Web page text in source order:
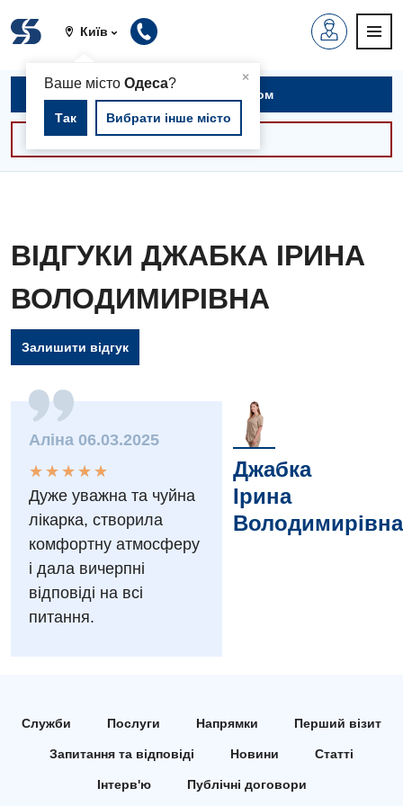
Київ
×
Ваше містоОдеса?
Так Вибрати інше місто
Вакансії
Заходи БПР
Енциклопедія
Відгуки
Відео
Діагностика
Діагностичне відділення
Ендоскопічне відділення
Інструментальна діагностика
Рентгенографія
УЗД
Алергологія, імунологія
Андрологія
Декларування
Записатися на прийом
Консультації -30%
ВІДГУКИ ДЖАБКА ІРИНА
ВОЛОДИМИРІВНА
Залишити відгук
Аліна 06.03.2025
★
★
★
★
★
★ ★ ★ ★ ★
Дуже уважна та чуйна
лікарка, створила
комфортну атмосферу
і дала вичерпні
відповіді на всі
питання.
Джабка
Ірина
Володимирівна
Служби Послуги Напрямки Перший візит
Запитання та відповіді Новини Статті
Інтерв'ю Публічні договори